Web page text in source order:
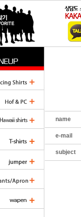
name
e-mail
subject